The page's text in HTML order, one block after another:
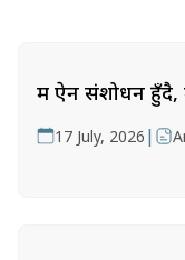
श्रम ऐन संशोधन
17 July, 2026 |